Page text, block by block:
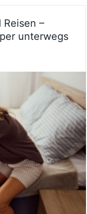
–
unterwegs